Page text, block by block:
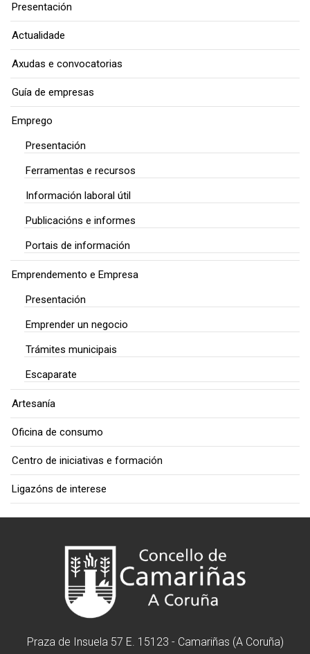
Presentación
Actualidade
Axudas e convocatorias
Guía de empresas
Emprego
Presentación
Ferramentas e recursos
Información laboral útil
Publicacións e informes
Portais de información
Emprendemento e Empresa
Presentación
Emprender un negocio
Trámites municipais
Escaparate
Artesanía
Oficina de consumo
Centro de iniciativas e formación
Ligazóns de interese
Praza de Insuela 57 E. 15123 - Camariñas (A Coruña)